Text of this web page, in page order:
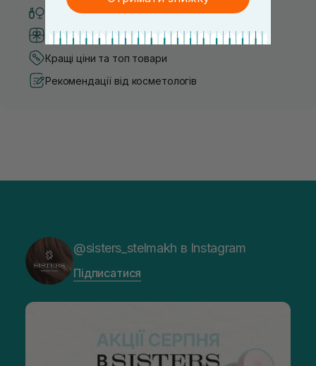
Тільки оригінальна косметика
Система бонусів та лояльності
Кращі ціни та топ товари
Рекомендації від косметологів
@sisters_stelmakh в Instagram
Підписатися